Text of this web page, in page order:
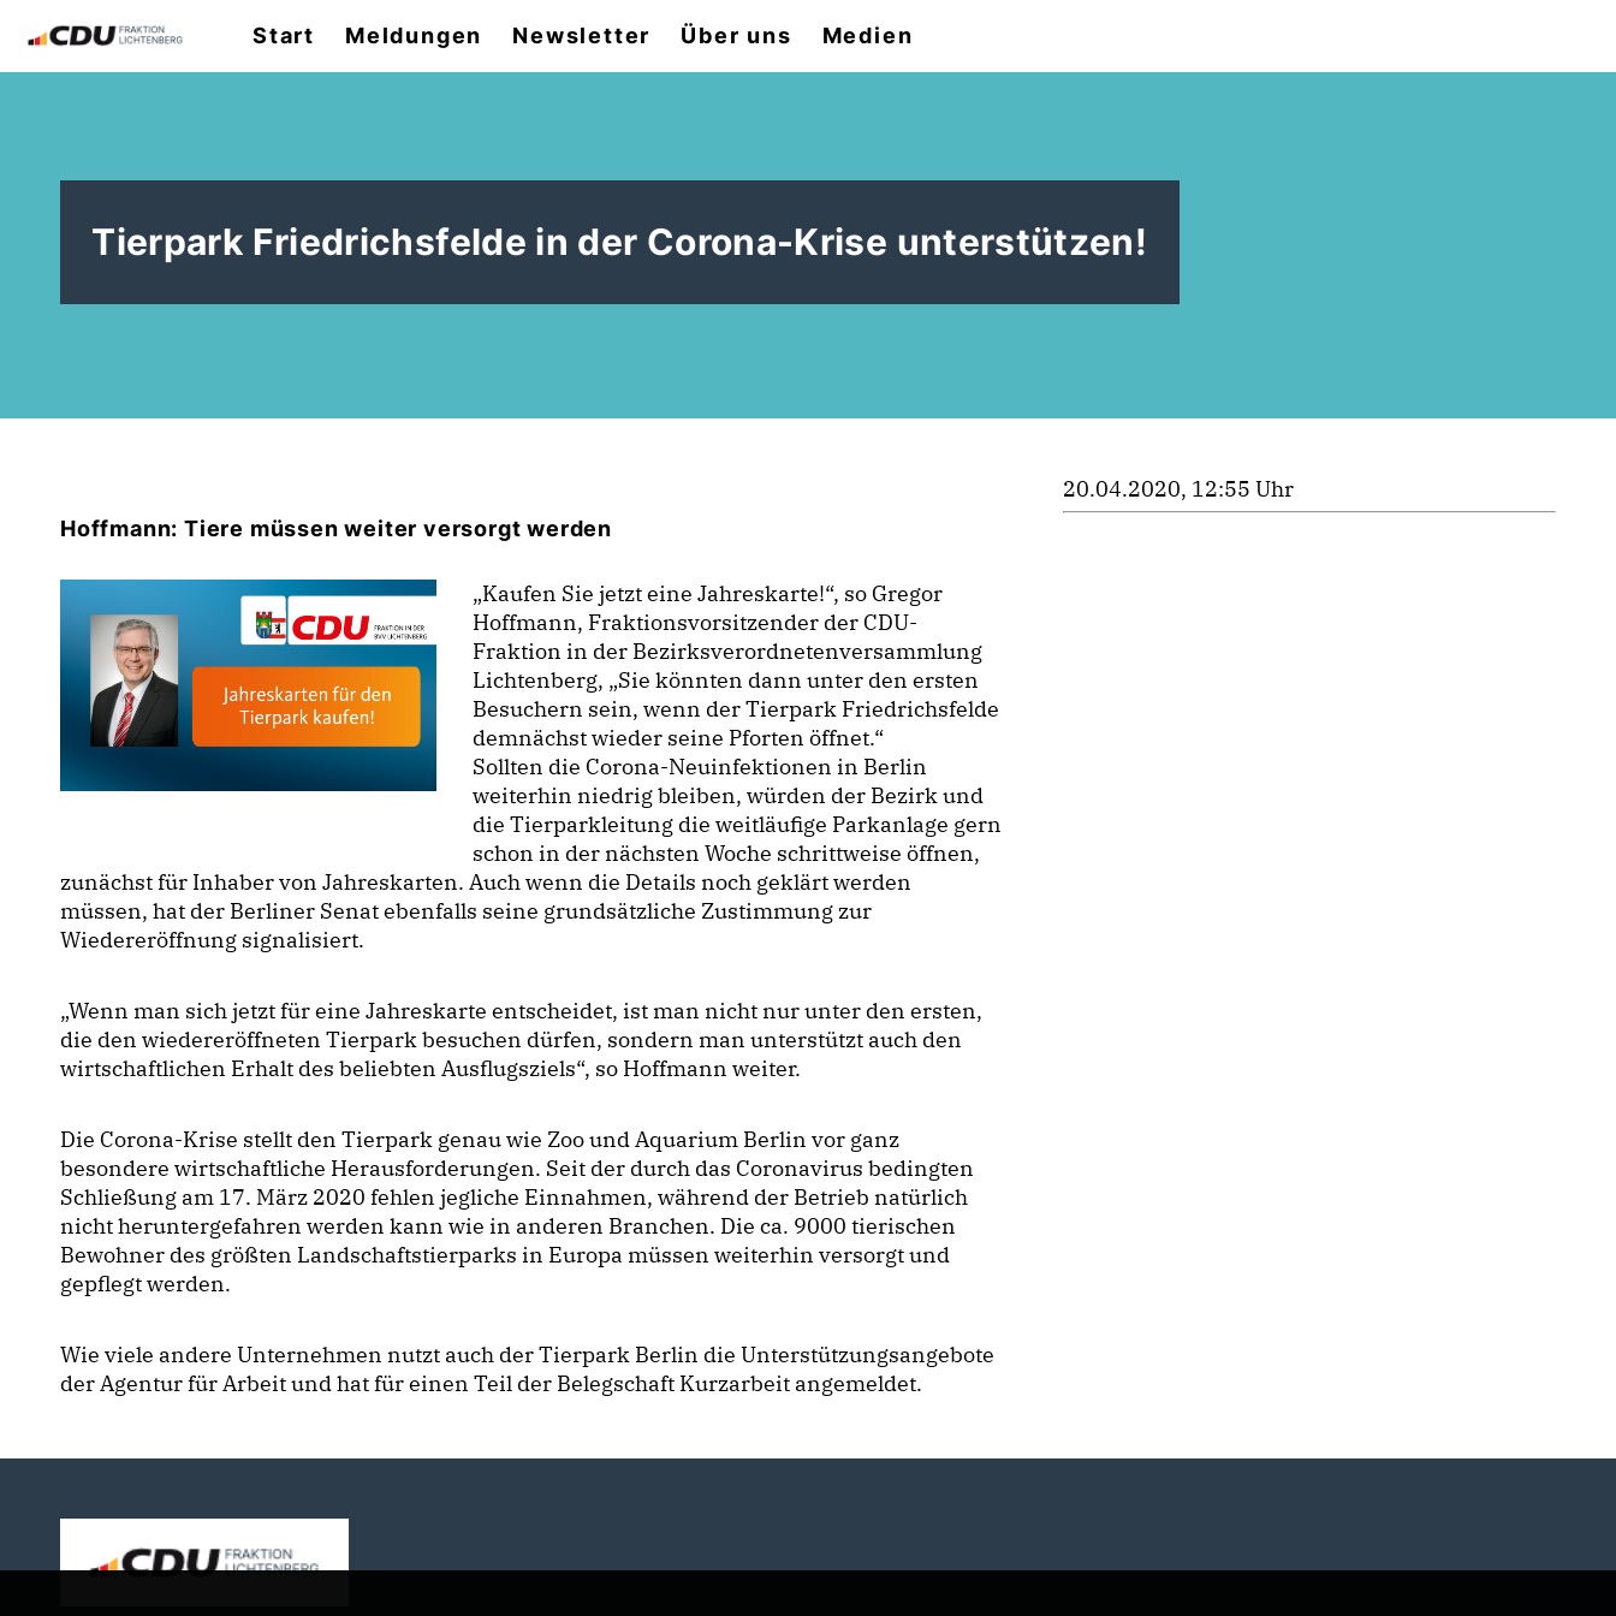
Start Meldungen Newsletter Über uns Medien
Tierpark Friedrichsfelde in der Corona-Krise unterstützen!
Hoffmann: Tiere müssen weiter versorgt werden
Kaufen Sie jetzt eine Jahreskarte!“, so Gregor
Hoffmann, Fraktionsvorsitzender der CDU-
Fraktion in der Bezirksverordnetenversammlung
Lichtenberg, „Sie könnten dann unter den ersten
Besuchern sein, wenn der Tierpark Friedrichsfelde
demnächst wieder seine Pforten öffnet.“
Sollten die Corona-Neuinfektionen in Berlin
weiterhin niedrig bleiben, würden der Bezirk und
die Tierparkleitung die weitläufige Parkanlage gern
schon in der nächsten Woche schrittweise öffnen,
zunächst für Inhaber von Jahreskarten. Auch wenn die Details noch geklärt werden
müssen, hat der Berliner Senat ebenfalls seine grundsätzliche Zustimmung zur
Wiedereröffnung signalisiert.
Wenn man sich jetzt für eine Jahreskarte entscheidet, ist man nicht nur unter den ersten,
die den wiedereröffneten Tierpark besuchen dürfen, sondern man unterstützt auch den
wirtschaftlichen Erhalt des beliebten Ausflugsziels“, so Hoffmann weiter.
Die Corona-Krise stellt den Tierpark genau wie Zoo und Aquarium Berlin vor ganz
besondere wirtschaftliche Herausforderungen. Seit der durch das Coronavirus bedingten
Schließung am 17. März 2020 fehlen jegliche Einnahmen, während der Betrieb natürlich
nicht heruntergefahren werden kann wie in anderen Branchen. Die ca. 9000 tierischen
Bewohner des größten Landschaftstierparks in Europa müssen weiterhin versorgt und
gepflegt werden.
Wie viele andere Unternehmen nutzt auch der Tierpark Berlin die Unterstützungsangebote
der Agentur für Arbeit und hat für einen Teil der Belegschaft Kurzarbeit angemeldet.
20.04.2020, 12:55 Uhr